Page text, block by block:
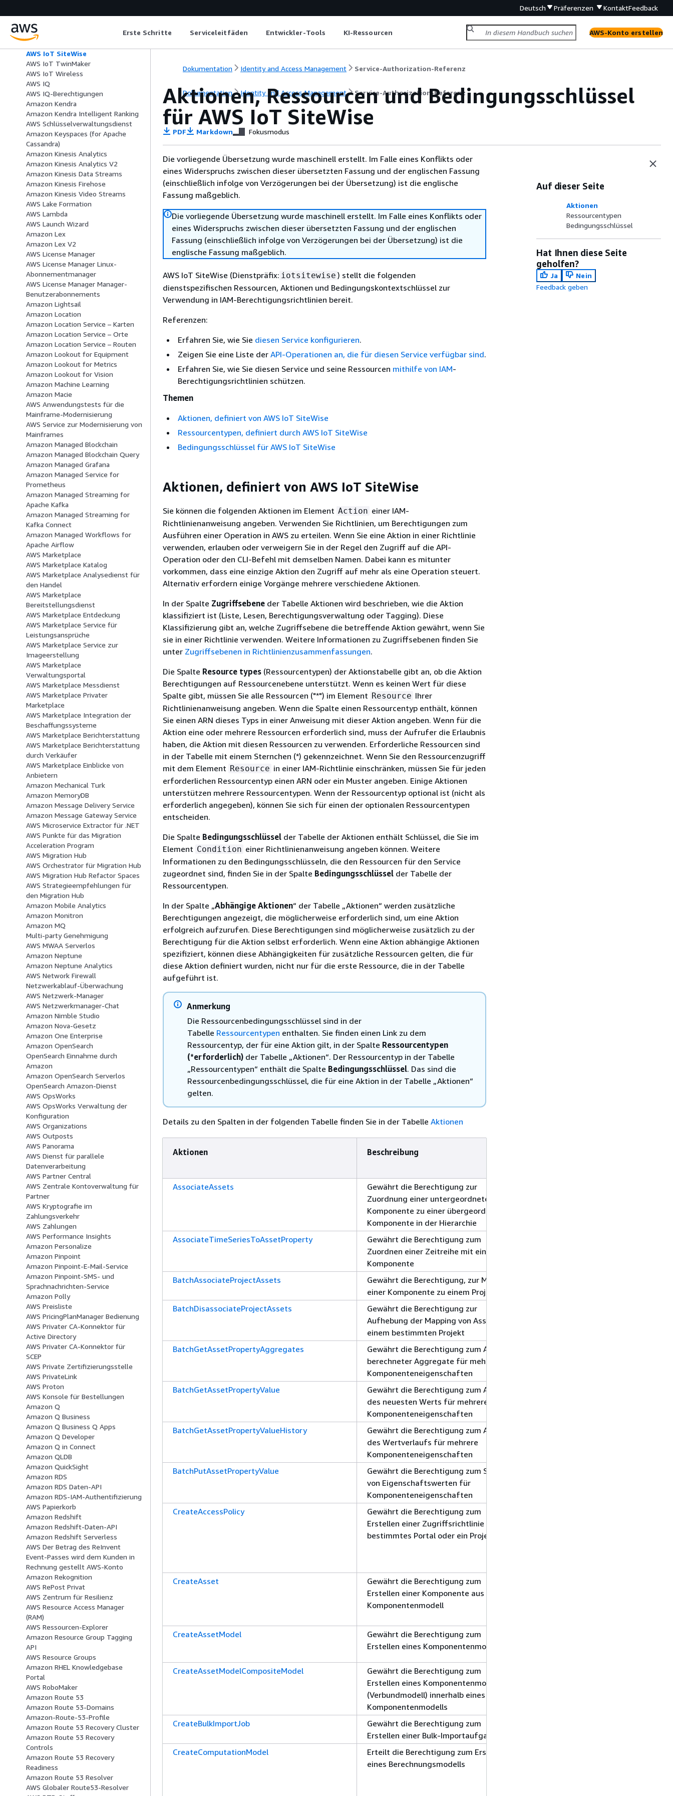
Deutsch Präferenzen KontaktFeedback
Erste Schritte Serviceleitfäden Entwickler-Tools KI-Ressourcen AWS-Konto erstellen
AWS IoT Greengrass V2
AWS IoT-Jobs DataPlane
AWS IoT-verwaltete Integrationen
AWS IoT SiteWise
AWS IoT TwinMaker
AWS IoT Wireless
AWS IQ
AWS IQ-Berechtigungen
Amazon Kendra
Amazon Kendra Intelligent Ranking
AWS Schlüsselverwaltungsdienst
Amazon Keyspaces (for Apache
Cassandra)
Amazon Kinesis Analytics
Amazon Kinesis Analytics V2
Amazon Kinesis Data Streams
Amazon Kinesis Firehose
Amazon Kinesis Video Streams
AWS Lake Formation
AWS Lambda
AWS Launch Wizard
Amazon Lex
Amazon Lex V2
AWS License Manager
AWS License Manager Linux-
Abonnementmanager
AWS License Manager Manager-
Benutzerabonnements
Amazon Lightsail
Amazon Location
Amazon Location Service – Karten
Amazon Location Service – Orte
Amazon Location Service – Routen
Amazon Lookout for Equipment
Amazon Lookout for Metrics
Amazon Lookout for Vision
Amazon Machine Learning
Amazon Macie
AWS Anwendungstests für die
Mainframe-Modernisierung
AWS Service zur Modernisierung von
Mainframes
Amazon Managed Blockchain
Amazon Managed Blockchain Query
Amazon Managed Grafana
Amazon Managed Service for
Prometheus
Amazon Managed Streaming for
Apache Kafka
Amazon Managed Streaming for
Kafka Connect
Amazon Managed Workflows for
Apache Airflow
AWS Marketplace
AWS Marketplace Katalog
AWS Marketplace Analysedienst für
den Handel
AWS Marketplace
Bereitstellungsdienst
AWS Marketplace Entdeckung
AWS Marketplace Service für
Leistungsansprüche
AWS Marketplace Service zur
Imageerstellung
AWS Marketplace
Verwaltungsportal
AWS Marketplace Messdienst
AWS Marketplace Privater
Marketplace
AWS Marketplace Integration der
Beschaffungssysteme
AWS Marketplace Berichterstattung
AWS Marketplace Berichterstattung
durch Verkäufer
AWS Marketplace Einblicke von
Anbietern
Amazon Mechanical Turk
Amazon MemoryDB
Amazon Message Delivery Service
Amazon Message Gateway Service
AWS Microservice Extractor für .NET
AWS Punkte für das Migration
Acceleration Program
AWS Migration Hub
AWS Orchestrator für Migration Hub
AWS Migration Hub Refactor Spaces
AWS Strategieempfehlungen für
den Migration Hub
Amazon Mobile Analytics
Amazon Monitron
Amazon MQ
Multi-party Genehmigung
AWS MWAA Serverlos
Amazon Neptune
Amazon Neptune Analytics
AWS Network Firewall
Netzwerkablauf-Überwachung
AWS Netzwerk-Manager
AWS Netzwerkmanager-Chat
Amazon Nimble Studio
Amazon Nova-Gesetz
Amazon One Enterprise
Amazon OpenSearch
OpenSearch Einnahme durch
Amazon
Amazon OpenSearch Serverlos
OpenSearch Amazon-Dienst
AWS OpsWorks
AWS OpsWorks Verwaltung der
Konfiguration
AWS Organizations
AWS Outposts
AWS Panorama
AWS Dienst für parallele
Datenverarbeitung
AWS Partner Central
AWS Zentrale Kontoverwaltung für
Partner
AWS Kryptografie im
Zahlungsverkehr
AWS Zahlungen
AWS Performance Insights
Amazon Personalize
Amazon Pinpoint
Amazon Pinpoint-E-Mail-Service
Amazon Pinpoint-SMS- und
Sprachnachrichten-Service
Amazon Polly
AWS Preisliste
AWS PricingPlanManager Bedienung
AWS Privater CA-Konnektor für
Active Directory
AWS Privater CA-Konnektor für
SCEP
AWS Private Zertifizierungsstelle
AWS PrivateLink
AWS Proton
AWS Konsole für Bestellungen
Amazon Q
Amazon Q Business
Amazon Q Business Q Apps
Amazon Q Developer
Amazon Q in Connect
Amazon QLDB
Amazon QuickSight
Amazon RDS
Amazon RDS Daten-API
Amazon RDS-IAM-Authentifizierung
AWS Papierkorb
Amazon Redshift
Amazon Redshift-Daten-API
Amazon Redshift Serverless
AWS Der Betrag des ReInvent
Event-Passes wird dem Kunden in
Rechnung gestellt AWS-Konto
Amazon Rekognition
AWS RePost Privat
AWS Zentrum für Resilienz
AWS Resource Access Manager
(RAM)
AWS Ressourcen-Explorer
Amazon Resource Group Tagging
API
AWS Resource Groups
Amazon RHEL Knowledgebase
Portal
AWS RoboMaker
Amazon Route 53
Amazon Route 53-Domains
Amazon-Route-53-Profile
Amazon Route 53 Recovery Cluster
Amazon Route 53 Recovery
Controls
Amazon Route 53 Recovery
Readiness
Amazon Route 53 Resolver
AWS Globaler Route53-Resolver
Dokumentation Identity and Access Management Service-Authorization-Referenz
Dokumentation Identity and Access Management Service-Authorization-Referenz
Aktionen, Ressourcen und Bedingungsschlüssel
für AWS IoT SiteWise
PDF Markdown Fokusmodus
Die vorliegende Übersetzung wurde maschinell erstellt. Im Falle eines Konflikts oder
eines Widerspruchs zwischen dieser übersetzten Fassung und der englischen Fassung
(einschließlich infolge von Verzögerungen bei der Übersetzung) ist die englische
Fassung maßgeblich.
Die vorliegende Übersetzung wurde maschinell erstellt. Im Falle eines Konflikts oder
eines Widerspruchs zwischen dieser übersetzten Fassung und der englischen
Fassung (einschließlich infolge von Verzögerungen bei der Übersetzung) ist die
englische Fassung maßgeblich.
AWS IoT SiteWise (Dienstpräfix: iotsitewise ) stellt die folgenden
dienstspezifischen Ressourcen, Aktionen und Bedingungskontextschlüssel zur
Verwendung in IAM-Berechtigungsrichtlinien bereit.
Referenzen:
Erfahren Sie, wie Sie diesen Service konfigurieren.
Zeigen Sie eine Liste der API-Operationen an, die für diesen Service verfügbar sind.
Erfahren Sie, wie Sie diesen Service und seine Ressourcen mithilfe von IAM-
Berechtigungsrichtlinien schützen.
Themen
Aktionen, definiert von AWS IoT SiteWise
Ressourcentypen, definiert durch AWS IoT SiteWise
Bedingungsschlüssel für AWS IoT SiteWise
Aktionen, definiert von AWS IoT SiteWise
Sie können die folgenden Aktionen im Element Action einer IAM-
Richtlinienanweisung angeben. Verwenden Sie Richtlinien, um Berechtigungen zum
Ausführen einer Operation in AWS zu erteilen. Wenn Sie eine Aktion in einer Richtlinie
verwenden, erlauben oder verweigern Sie in der Regel den Zugriff auf die API-
Operation oder den CLI-Befehl mit demselben Namen. Dabei kann es mitunter
vorkommen, dass eine einzige Aktion den Zugriff auf mehr als eine Operation steuert.
Alternativ erfordern einige Vorgänge mehrere verschiedene Aktionen.
In der Spalte Zugriffsebene der Tabelle Aktionen wird beschrieben, wie die Aktion
klassifiziert ist (Liste, Lesen, Berechtigungsverwaltung oder Tagging). Diese
Klassifizierung gibt an, welche Zugriffsebene die betreffende Aktion gewährt, wenn Sie
sie in einer Richtlinie verwenden. Weitere Informationen zu Zugriffsebenen finden Sie
unter Zugriffsebenen in Richtlinienzusammenfassungen.
Die Spalte Resource types (Ressourcentypen) der Aktionstabelle gibt an, ob die Aktion
Berechtigungen auf Ressourcenebene unterstützt. Wenn es keinen Wert für diese
Spalte gibt, müssen Sie alle Ressourcen ("*") im Element Resource Ihrer
Richtlinienanweisung angeben. Wenn die Spalte einen Ressourcentyp enthält, können
Sie einen ARN dieses Typs in einer Anweisung mit dieser Aktion angeben. Wenn für die
Aktion eine oder mehrere Ressourcen erforderlich sind, muss der Aufrufer die Erlaubnis
haben, die Aktion mit diesen Ressourcen zu verwenden. Erforderliche Ressourcen sind
in der Tabelle mit einem Sternchen (*) gekennzeichnet. Wenn Sie den Ressourcenzugriff
mit dem Element Resource in einer IAM-Richtlinie einschränken, müssen Sie für jeden
erforderlichen Ressourcentyp einen ARN oder ein Muster angeben. Einige Aktionen
unterstützen mehrere Ressourcentypen. Wenn der Ressourcentyp optional ist (nicht als
erforderlich angegeben), können Sie sich für einen der optionalen Ressourcentypen
entscheiden.
Die Spalte Bedingungsschlüssel der Tabelle der Aktionen enthält Schlüssel, die Sie im
Element Condition einer Richtlinienanweisung angeben können. Weitere
Informationen zu den Bedingungsschlüsseln, die den Ressourcen für den Service
zugeordnet sind, finden Sie in der Spalte Bedingungsschlüssel der Tabelle der
Ressourcentypen.
In der Spalte „Abhängige Aktionen“ der Tabelle „Aktionen“ werden zusätzliche
Berechtigungen angezeigt, die möglicherweise erforderlich sind, um eine Aktion
erfolgreich aufzurufen. Diese Berechtigungen sind möglicherweise zusätzlich zu der
Berechtigung für die Aktion selbst erforderlich. Wenn eine Aktion abhängige Aktionen
spezifiziert, können diese Abhängigkeiten für zusätzliche Ressourcen gelten, die für
diese Aktion definiert wurden, nicht nur für die erste Ressource, die in der Tabelle
aufgeführt ist.
Anmerkung
Die Ressourcenbedingungsschlüssel sind in der
Tabelle Ressourcentypen enthalten. Sie finden einen Link zu dem
Ressourcentyp, der für eine Aktion gilt, in der Spalte Ressourcentypen
(*erforderlich) der Tabelle „Aktionen“. Der Ressourcentyp in der Tabelle
„Ressourcentypen“ enthält die Spalte Bedingungsschlüssel. Das sind die
Ressourcenbedingungsschlüssel, die für eine Aktion in der Tabelle „Aktionen“
gelten.
Details zu den Spalten in der folgenden Tabelle finden Sie in der Tabelle Aktionen
Aktionen Beschreibung
AssociateAssets
Gewährt die Berechtigung zur
Zuordnung einer untergeordneten
Komponente zu einer übergeordneten
Komponente in der Hierarchie
AssociateTimeSeriesToAssetProperty
Gewährt die Berechtigung zum
Zuordnen einer Zeitreihe mit einer
Komponente
BatchAssociateProjectAssets
Gewährt die Berechtigung, zur Mapping
einer Komponente zu einem Projekt
BatchDisassociateProjectAssets
Gewährt die Berechtigung zur
Aufhebung der Mapping von Assets zu
einem bestimmten Projekt
BatchGetAssetPropertyAggregates
Gewährt die Berechtigung zum Abrufen
berechneter Aggregate für mehrere
Komponenteneigenschaften
BatchGetAssetPropertyValue
Gewährt die Berechtigung zum Abrufen
des neuesten Werts für mehrere
Komponenteneigenschaften
BatchGetAssetPropertyValueHistory
Gewährt die Berechtigung zum Abrufen
des Wertverlaufs für mehrere
Komponenteneigenschaften
BatchPutAssetPropertyValue
Gewährt die Berechtigung zum Setzen
von Eigenschaftswerten für
Komponenteneigenschaften
CreateAccessPolicy
Gewährt die Berechtigung zum
Erstellen einer Zugriffsrichtlinie für ein
bestimmtes Portal oder ein Projekt
CreateAsset
Gewährt die Berechtigung zum
Erstellen einer Komponente aus einem
Komponentenmodell
CreateAssetModel
Gewährt die Berechtigung zum
Erstellen eines Komponentenmodells
CreateAssetModelCompositeModel
Gewährt die Berechtigung zum
Erstellen eines Komponentenmodells
(Verbundmodell) innerhalb eines
Komponentenmodells
CreateBulkImportJob
Gewährt die Berechtigung zum
Erstellen einer Bulk-Importaufgabe
CreateComputationModel
Erteilt die Berechtigung zum Erstellen
eines Berechnungsmodells
Auf dieser Seite
Aktionen
Ressourcentypen
Bedingungsschlüssel
Hat Ihnen diese Seite
geholfen?
Ja
Nein
Feedback geben